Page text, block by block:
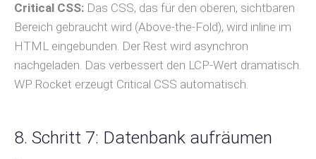
Critical CSS: Das CSS, das für den oberen, sichtbaren
Bereich gebraucht wird (Above-the-Fold), wird inline im
HTML eingebunden. Der Rest wird asynchron
nachgeladen. Das verbessert den LCP-Wert dramatisch.
WP Rocket erzeugt Critical CSS automatisch.
8. Schritt 7: Datenbank aufräumen